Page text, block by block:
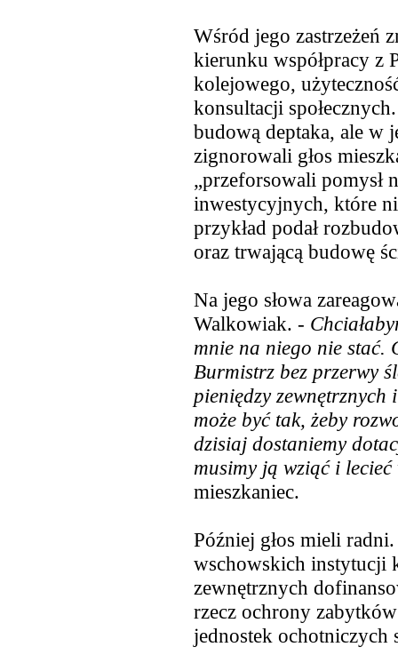
Wśród jego zastrzeżeń
kierunku współpracy z
kolejowego,
konsultacji
budową deptaka, ale w
zignorowali głos
„przeforsowali pomysł
inwestycyjnych, które
przykład podał
oraz trwającą budowę
Na jego słowa
Walkowiak. -
mnie na niego nie stać.
Burmistrz bez przerwy
pieniędzy zewnętrznych
może być tak, żeby
dzisiaj dostaniemy
musimy ją wziąć i lecieć
mieszkaniec.
Później głos mieli
wschowskich instytucji
zewnętrznych
rzecz ochrony
jednostek ochotniczych